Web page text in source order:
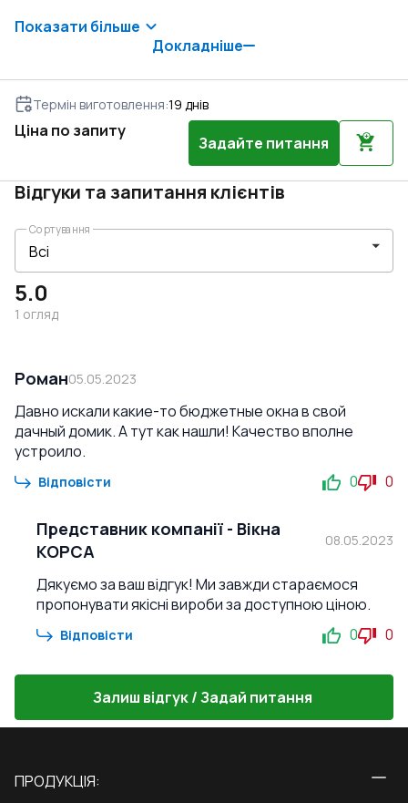
спеціалізованого скла. А високоякісна поверхня
профілю High Definition Finishing (HDF) забезпечує
легкий і простий догляд за вікнами в їх буденному
онлайн з профілю REHAU Euro 70."
Показати більше
Докладніше
Термін виготовлення:19 днів
Ціна по запиту
Задайте питання
Відгуки та запитання клієнтів
5.0
1 огляд
Сортування
Роман05.05.2023
Давно искали какие-то бюджетные окна в свой
дачный домик. А тут как нашли! Качество вполне
устроило.
Відповісти 0 0
Представник компанії - Вікна
КОРСА
08.05.2023
Дякуємо за ваш відгук! Ми завжди стараємося
пропонувати якісні вироби за доступною ціною.
Відповісти 0 0
Залиш відгук / Задай питання
ПРОДУКЦІЯ: